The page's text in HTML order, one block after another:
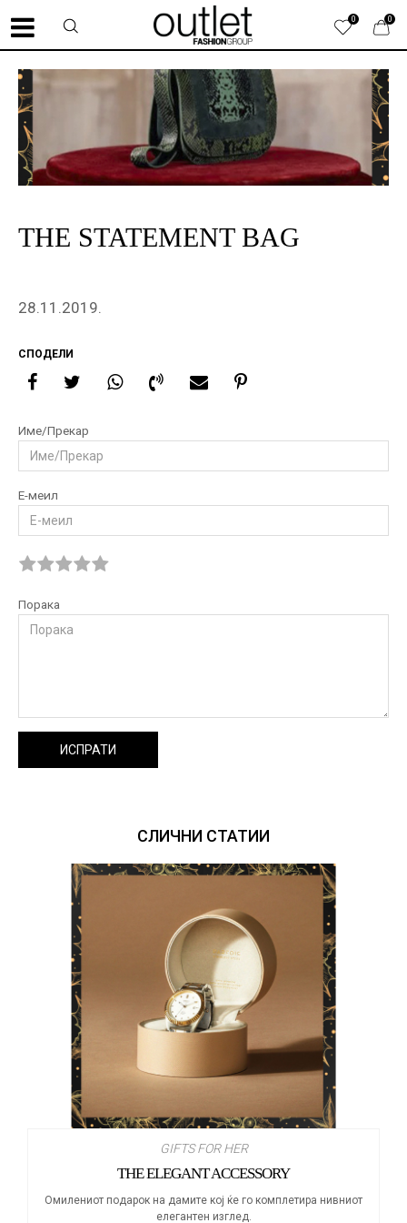
0
0
THE STATEMENT BAG
28.11.2019.
СПОДЕЛИ
Име/Прекар
Е-меил
Порака
ИСПРАТИ
СЛИЧНИ СТАТИИ
GIFTS FOR HER
THE ELEGANT ACCESSORY
Омилениот подарок на дамите кој ќе го комплетира нивниот
елегантен изглед.